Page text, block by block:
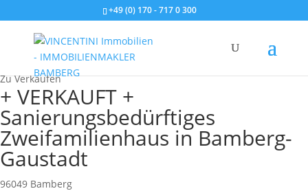
+49 (0) 170 - 717 0 300
Wohnimmobilie > Zweifamilienhaus
Zu Verkaufen
+ VERKAUFT +
Sanierungsbedürftiges
Zweifamilienhaus in Bamberg-
Gaustadt
96049 Bamberg